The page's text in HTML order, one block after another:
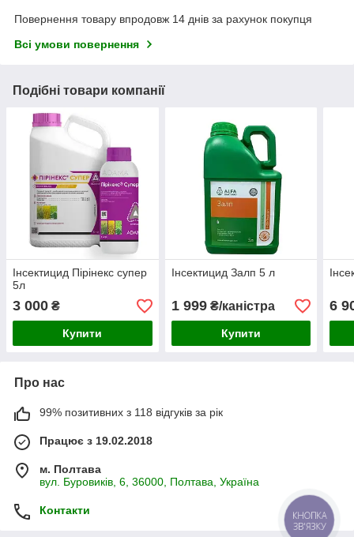
Повернення товару впродовж 14 днів за рахунок покупця
Всі умови повернення
Подібні товари компанії
Інсектицид Пірінекс супер
5л
3 000 ₴
Купити
Інсектицид Залп 5 л
1 999₴/каністра
Купити
6
Про нас
99% позитивних з 118 відгуків за рік
Працює з 19.02.2018
м. Полтава
вул. Буровиків, 6, 36000, Полтава, Україна
Контакти
КНОПКА
ЗВ'ЯЗКУ